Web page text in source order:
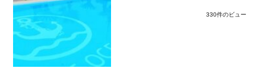
330件のビュー